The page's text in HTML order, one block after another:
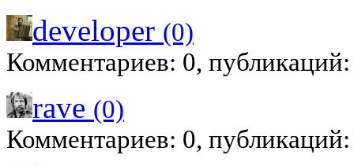
developer (0)
Комментариев: 0,
rave (0)
Комментариев: 0,